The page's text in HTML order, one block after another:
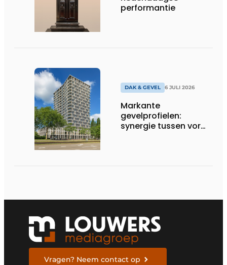
performantie
DAK & GEVEL 6 JULI 2026
Markante
gevelprofielen:
synergie tussen vorm
Vragen? Neem contact op